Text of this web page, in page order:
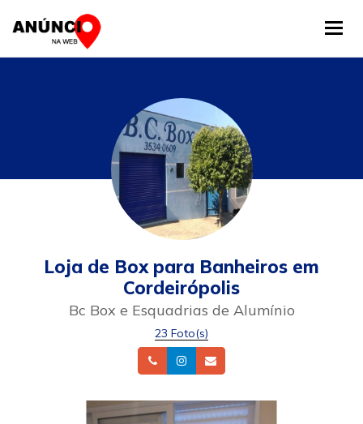
Loja de Box para Banheiros em
Cordeirópolis
Bc Box e Esquadrias de Alumínio
23 Foto(s)
TelefoneInstagram